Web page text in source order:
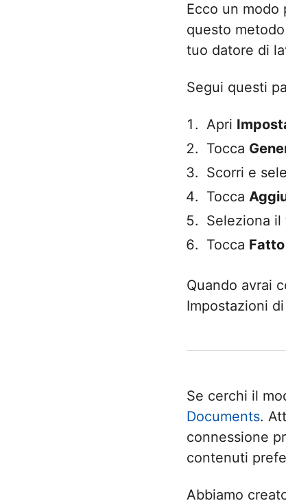
Ecco un modo
questo
tuo datore di
Segui questi
Apri
Tocca
Scorri e
Tocca
Seleziona
Tocca Fatto
Quando avrai
Impostazioni
Se cerchi il
Documents.
connessione
contenuti
Abbiamo